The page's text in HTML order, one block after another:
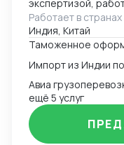
экспертизой,
предоставляем
перевозок и
сопровождения и
направления работы: международные
(авиа, авто, море, ж/д); складская
таможенное оформление;
поиск производителей; работа с
сборными и
Работает в странах
Индия, Китай
Таможенное
Авиа
ещё 5 услуг